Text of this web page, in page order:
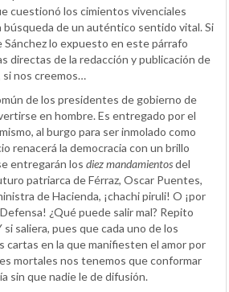
cuestionó los cimientos vivenciales
búsqueda de un auténtico sentido vital. Si
Sánchez lo expuesto en este párrafo
directas de la redacción y publicación de
si nos creemos…
de los presidentes de gobierno de
en hombre. Es entregado por el
al burgo para ser inmolado como
renacerá la democracia con un brillo
entregarán los diez mandamientosdel
patriarca de Férraz, Oscar Puentes,
de Hacienda, ¡chachi piruli! O ¡por
¿Qué puede salir mal? Repito
si saliera, pues que cada uno de los
cartas en la que manifiesten el amor por
mortales nos tenemos que conformar
sin que nadie le de difusión.